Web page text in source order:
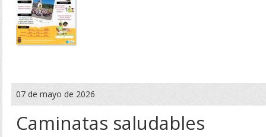
07 de mayo de 2026
Caminatas saludables